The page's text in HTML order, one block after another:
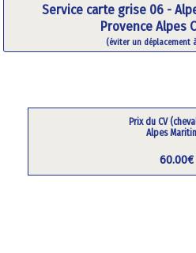
Service carte grise 06 -
Provence Alpes
(éviter un déplacement
Prix du CV
Alpes
60.00€